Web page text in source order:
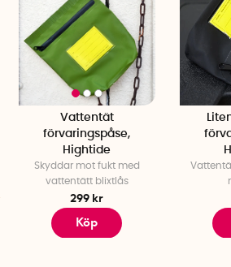
Vattentät
förvaringspåse,
Hightide
Skyddar mot fukt med
vattentätt blixtlås
299 kr
Köp